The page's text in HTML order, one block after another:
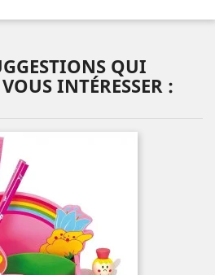
QUI
INTÉRESSER :